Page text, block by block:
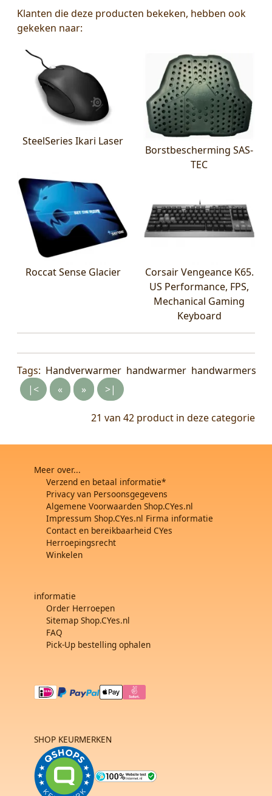
Klanten die deze producten bekeken, hebben ook
gekeken naar:
SteelSeries Ikari Laser
Borstbescherming SAS-
TEC
Roccat Sense Glacier
Corsair Vengeance K65.
US Performance, FPS,
Mechanical Gaming
Keyboard
Tags: Handverwarmer handwarmer handwarmers
|<
« » >|
21 van 42 product in deze categorie
Meer over...
Verzend en betaal informatie*
Privacy van Persoonsgegevens
Algemene Voorwaarden Shop.CYes.nl
Impressum Shop.CYes.nl Firma informatie
Contact en bereikbaarheid CYes
Herroepingsrecht
Winkelen
informatie
Order Herroepen
Sitemap Shop.CYes.nl
FAQ
Pick-Up bestelling ophalen
SHOP KEURMERKEN